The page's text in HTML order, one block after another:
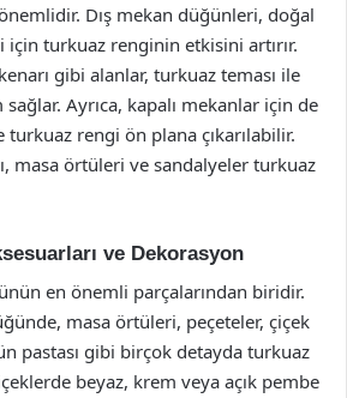
Dış mekan düğünleri, doğal
turkuaz renginin etkisini artırır.
gibi alanlar, turkuaz teması ile
Ayrıca, kapalı mekanlar için de
turkuaz rengi ön plana çıkarılabilir.
masa örtüleri ve sandalyeler turkuaz
ve Dekorasyon
en önemli parçalarından biridir.
masa örtüleri, peçeteler, çiçek
pastası gibi birçok detayda turkuaz
beyaz, krem veya açık pembe